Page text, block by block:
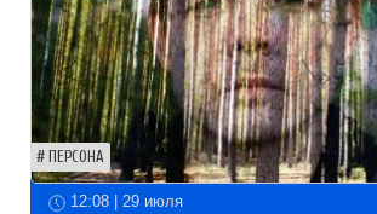
ПЕРСОНА
12:08 | 29 июля